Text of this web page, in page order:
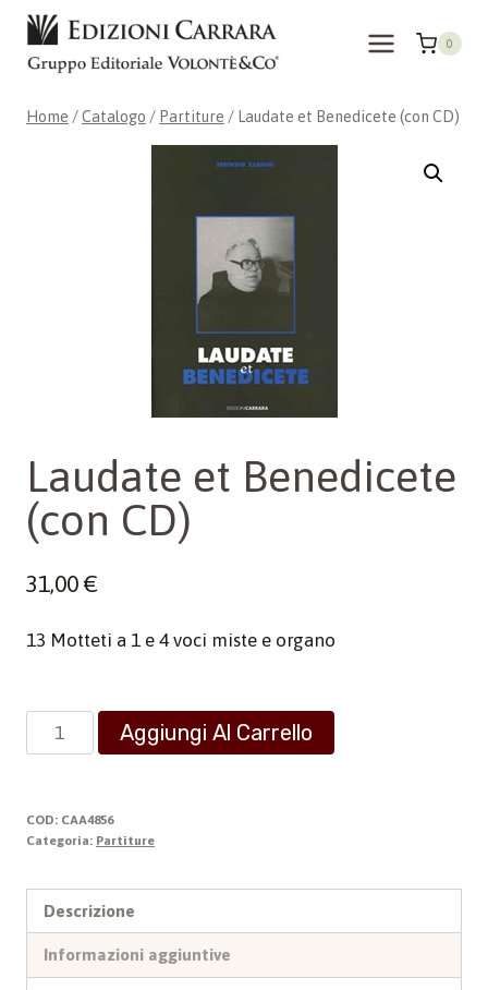
Salta
contenuto
0
Home /Catalogo / Partiture / Laudate et Benedicete (con CD)
Laudate et Benedicete
(con CD)
31,00€
13 Motteti a 1 e 4 voci miste e organo
Laudate
et
(con
CD)
Aggiungi Al Carrello
COD: CAA4856
Categoria: Partiture
Descrizione
Informazioni aggiuntive